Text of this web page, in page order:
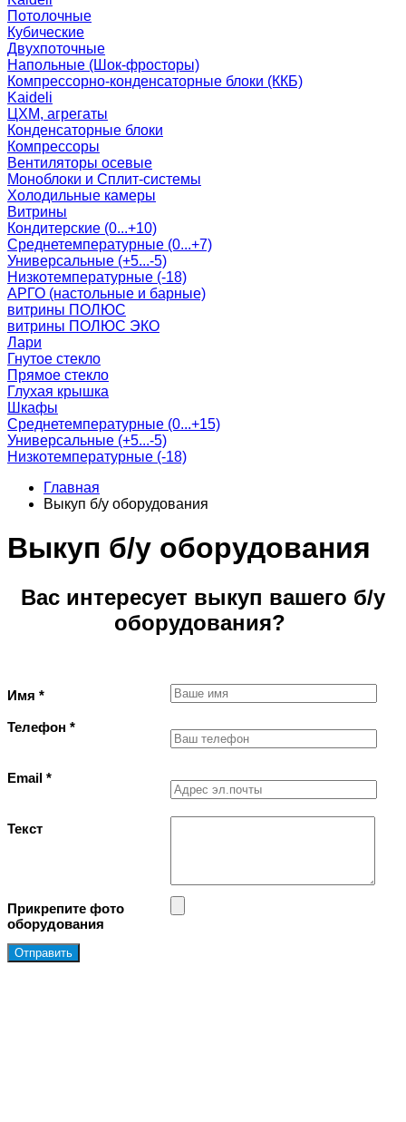
Потолочные
Кубические
Двухпоточные
Напольные (Шок-фросторы)
Компрессорно-конденсаторные блоки (ККБ)
Kaideli
ЦХМ, агрегаты
Конденсаторные блоки
Компрессоры
Вентиляторы осевые
Моноблоки и Сплит-системы
Холодильные камеры
Витрины
Кондитерские (0...+10)
Среднетемпературные (0...+7)
Универсальные (+5...-5)
Низкотемпературные (-18)
АРГО (настольные и барные)
витрины ПОЛЮС
витрины ПОЛЮС ЭКО
Лари
Гнутое стекло
Прямое стекло
Глухая крышка
Шкафы
Среднетемпературные (0...+15)
Универсальные (+5...-5)
Низкотемпературные (-18)
Главная
Выкуп б/у оборудования
Выкуп б/у оборудования
Вас интересует выкуп вашего б/у
оборудования?
Имя *
Телефон *
Email *
Текст
Прикрепите фото
оборудования